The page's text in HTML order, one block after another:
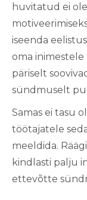
huvitatud ei
iseenda
oma
päriselt
sündmuselt
Samas ei tasu
töötajatele
meeldida.
kindlasti palju
ettevõtte